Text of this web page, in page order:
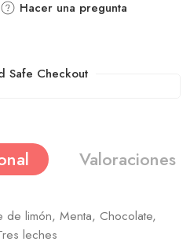
Hacer una pregunta
Safe Checkout
Valoraciones
de limón, Menta, Chocolate,
leches